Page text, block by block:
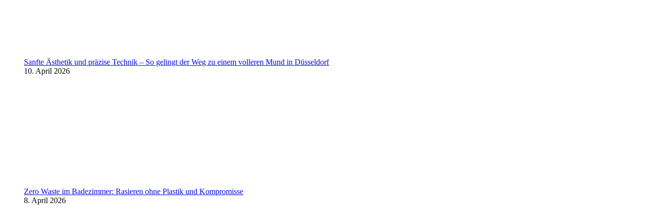
Sanfte Ästhetik und präzise Technik – So gelingt der Weg zu einem volleren Mund in Düsseldorf
10. April 2026
Zero Waste im Badezimmer: Rasieren ohne Plastik und Kompromisse
8. April 2026